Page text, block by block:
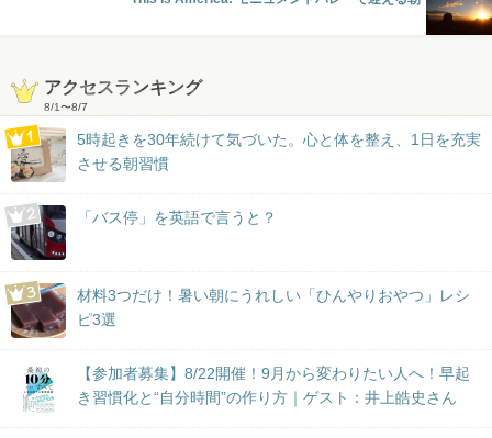
アクセスランキング
8/1〜8/7
5時起きを30年続けて気づいた。心と体を整え、1日を充実
させる朝習慣
「バス停」を英語で言うと？
材料3つだけ！暑い朝にうれしい「ひんやりおやつ」レシ
ピ3選
【参加者募集】8/22開催！9月から変わりたい人へ！早起
き習慣化と“自分時間”の作り方｜ゲスト：井上皓史さん